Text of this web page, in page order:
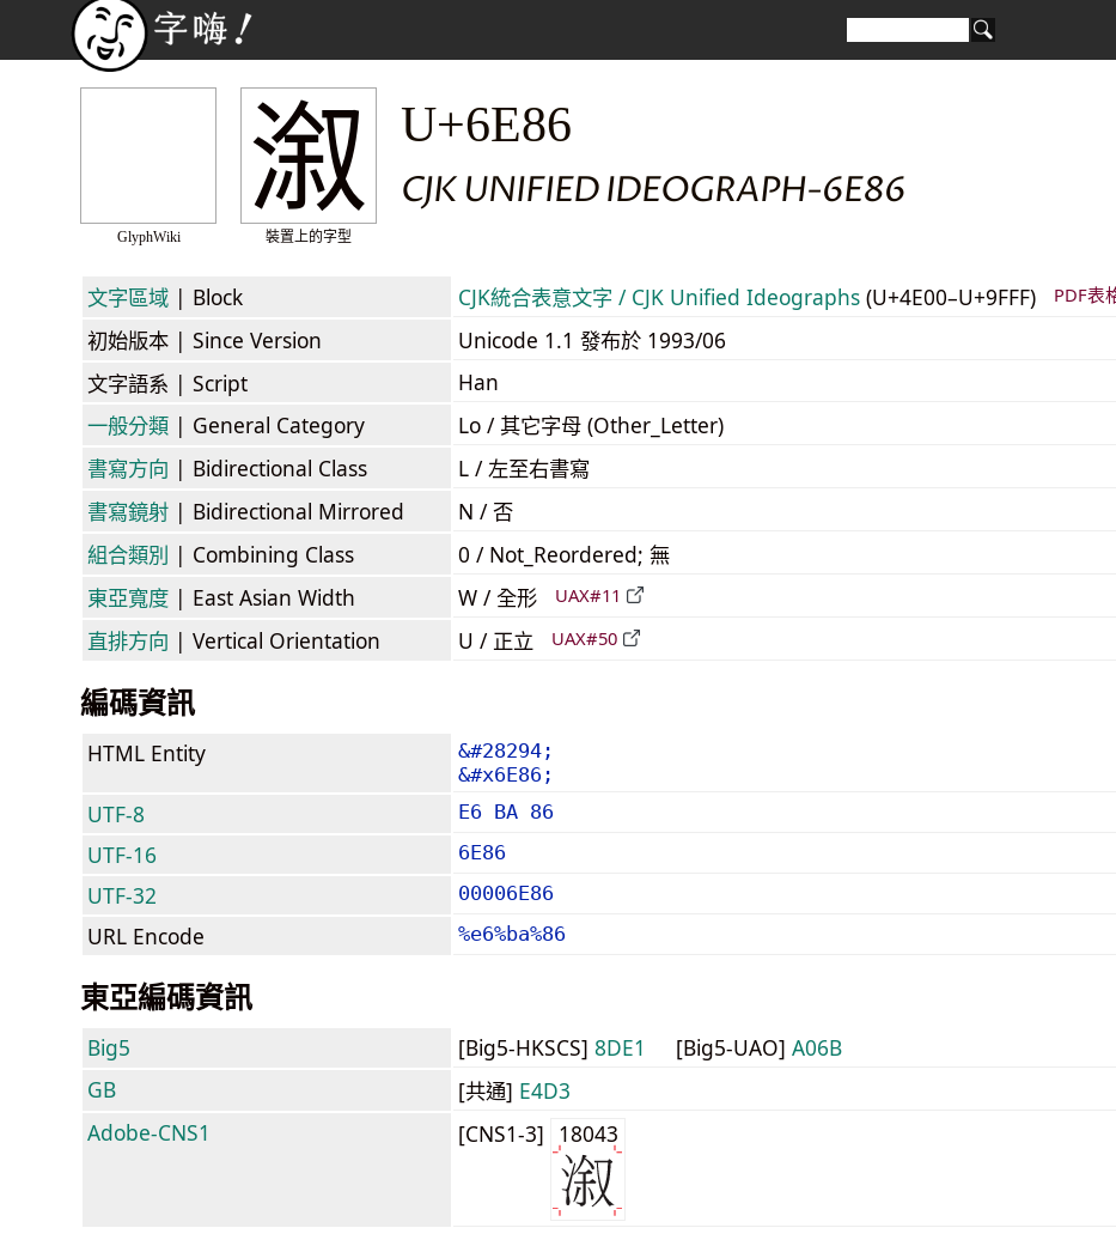
GlyphWiki
溆
裝置上的字型
U+6E86
CJK UNIFIED IDEOGRAPH-6E86
文字區域 | Block CJK統合表意文字 / CJK Unified Ideographs (U+4E00–U+9FFF) PDF表
初始版本 | Since Version
Unicode 1.1 發布於 1993/06
文字語系 | Script
Han
一般分類 | General Category
Lo / 其它字母 (Other_Letter)
書寫方向 | Bidirectional Class
L / 左至右書寫
書寫鏡射 | Bidirectional Mirrored
N / 否
組合類別 | Combining Class
0 / Not_Reordered; 無
東亞寬度 | East Asian Width W / 全形 UAX#11
直排方向 | Vertical Orientation U / 正立 UAX#50
編碼資訊
HTML Entity
&#28294;
&#x6E86;
UTF-8 E6 BA 86
UTF-16 6E86
UTF-32 00006E86
URL Encode %e6%ba%86
東亞編碼資訊
Big5 [Big5-HKSCS] 8DE1 [Big5-UAO] A06B
GB
[共通] E4D3
Adobe-CNS1
[CNS1-3] 18043